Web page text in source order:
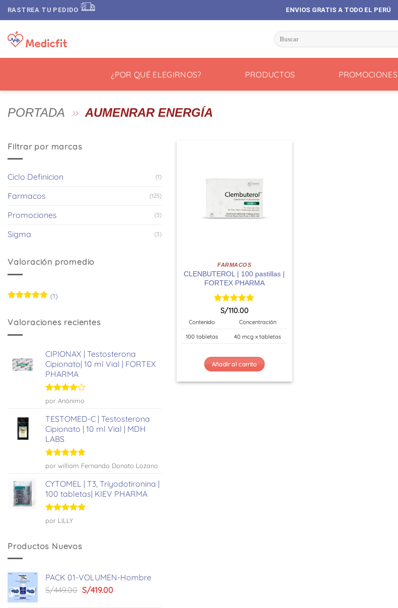
Saltar
al
contenido
RASTREA TU PEDIDO ENVIOS GRATIS A TODO EL PERÚ
Buscar
por:
¿POR QUÉ ELEGIRNOS? PRODUCTOS PROMOCIONES
PORTADA » AUMENRAR ENERGÍA
Filtrar por marcas
Ciclo Definicion (1)
Farmacos (125)
Promociones (3)
Sigma (3)
Valoración promedio
(1)
Valoraciones recientes
CIPIONAX | Testosterona
Cipionato| 10 ml Vial | FORTEX
PHARMA
Valorado
con
5
por Anónimo
TESTOMED-C | Testosterona
Cipionato | 10 ml Vial | MDH
LABS
Valorado
con
por william Fernando Donato Lozano
CYTOMEL | T3, Triyodotironina |
100 tabletas| KIEV PHARMA
Valorado
con
por LILLY
Productos Nuevos
PACK 01-VOLUMEN-Hombre
S/449.00 El
S/419.00El
FARMACOS
CLENBUTEROL | 100 pastillas |
FORTEX PHARMA
Valorado
de 5
S/110.00
Contenido Concentración
100 tabletas 40 mcg x tabletas
Añadir al carrito